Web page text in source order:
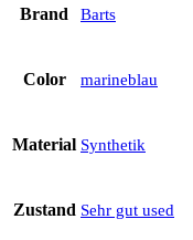
Brand Barts
Color marineblau
Material Synthetik
Zustand Sehr gut used